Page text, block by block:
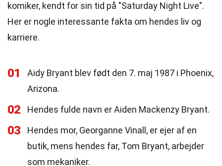
komiker, kendt for sin tid på "Saturday Night Live".
Her er nogle interessante fakta om hendes liv og
karriere.
01
Aidy Bryant blev født den 7. maj 1987 i Phoenix,
Arizona.
02 Hendes fulde navn er Aiden Mackenzy Bryant.
03
Hendes mor, Georganne Vinall, er ejer af en
butik, mens hendes far, Tom Bryant, arbejder
som mekaniker.